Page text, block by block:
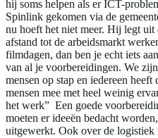
hij soms helpen als er ICT-
Spinlink gekomen via de
nu hoeft het niet meer. Hij legt
afstand tot de arbeidsmarkt
filmdagen, dan ben je echt iets
van al je voorbereidingen. We
mensen op stap en iedereen
mensen mee met heel weinig
het werk” Een goede
moeten er ideeën bedacht
uitgewerkt. Ook over de logistiek